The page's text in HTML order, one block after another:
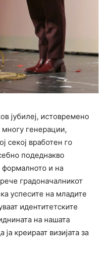
јубилеј, истовремено
генерации,
секој вработен го
подеднакво
формалното и на
градоначалникот
успесите на младите
идентитетските
на нашата
креираат визијата за